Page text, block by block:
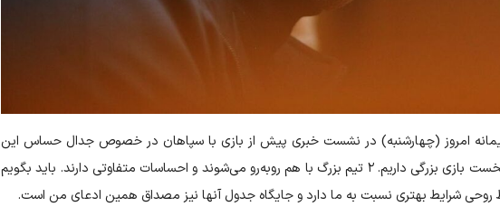
امروز (چهارشنبه) در نشست خبری پیش از بازی با سپاهان در خصوص جدال حساس این
تیم اظهار داشت: در هفته پایانی نیم فصل نخست بازی بزرگی داریم. ۲ تیم بزرگ با هم روبه‌رو می‌شوند و احساسات متفاوتی دارند. باید بگویم
روحی شرایط بهتری نسبت به ما دارد و جایگاه جدول آنها نیز مصداق همین ادعای من است.